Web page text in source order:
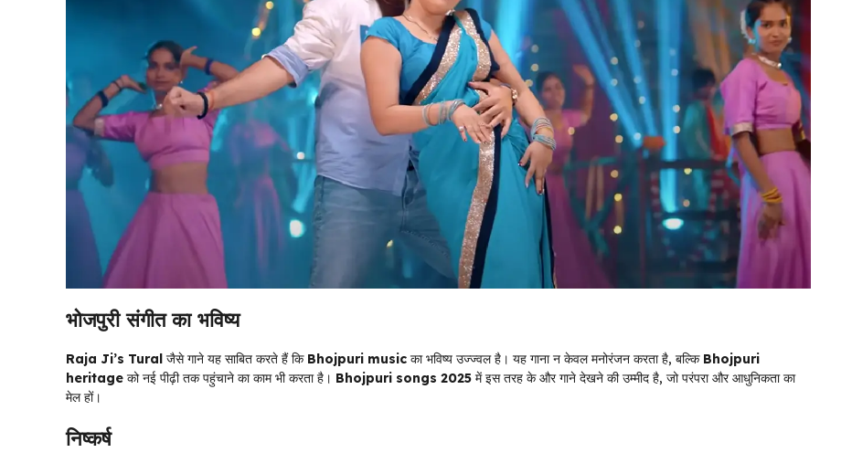
भोजपुरी संगीत का भविष्य
Raja Ji’s Tural जैसे गाने यह साबित करते हैं कि Bhojpuri music का भविष्य उज्ज्वल है। यह गाना न केवल मनोरंजन करता है, बल्कि Bhojpuri
heritage को नई पीढ़ी तक पहुंचाने का काम भी करता है। Bhojpuri songs 2025 में इस तरह के और गाने देखने की उम्मीद है, जो परंपरा और आधुनिकता का
मेल हों।
निष्कर्ष